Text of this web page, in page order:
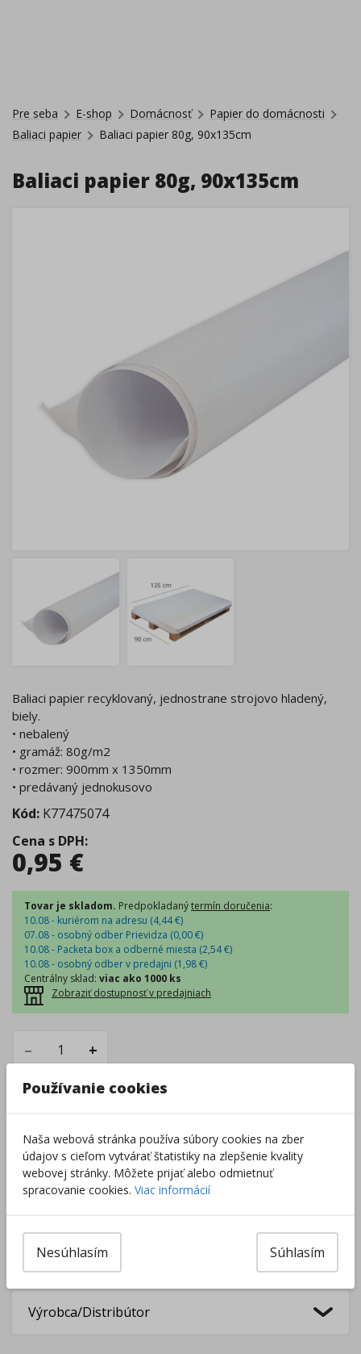
Pre seba E-shop Domácnosť
Papier do domácnosti
Baliaci papier
Baliaci papier 80g, 90x135cm
Baliaci papier 80g, 90x135cm
Baliaci papier recyklovaný, jednostrane strojovo hladený,
biely.
• nebalený
• gramáž: 80g/m2
• rozmer: 900mm x 1350mm
• predávaný jednokusovo
Kód: K77475074
Cena s DPH:
0,95 €
Tovar je skladom. Predpokladanýtermín doručenia:
10.08 - kuriérom na adresu (4,44€)
07.08 - osobný odber Prievidza (0,00€)
10.08 - Packeta box a odberné miesta (2,54€)
10.08 - osobný odber v predajni (1,98€)
Centrálny sklad: viac ako 1000 ks
Zobraziť dostupnosť v predajniach
– +
Pri nákupe zaďalších 49.00€
získatedopravu zadarmo.
Rozdávame darčeky
na podporu vzdelávania.
Nakúpte za ďalších darček zadarmo.
Výrobca/Distribútor
Používanie cookies
Naša webová stránka používa súbory cookies na zber
údajov s cieľom vytvárať štatistiky na zlepšenie kvality
webovej stránky. Môžete prijať alebo odmietnuť
spracovanie cookies. Viac informácií
Súhlasím
Nesúhlasím